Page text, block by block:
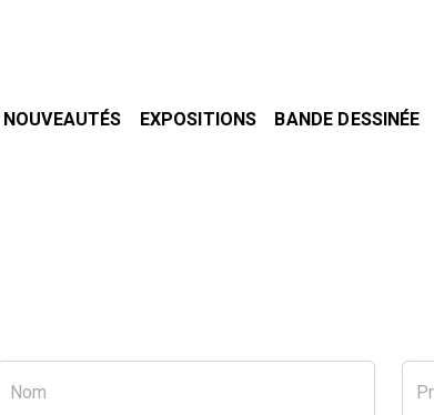
NOUVEAUTÉS EXPOSITIONS BANDE DESSINÉE
Nom